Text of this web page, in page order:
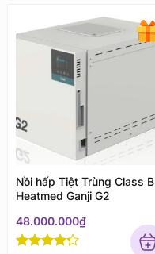
Nồi hấp Tiệt Trùng Class B
Heatmed Ganji G2
48.000.000₫